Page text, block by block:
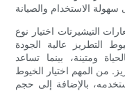
التيشيرتات اختيار نوع
التطريز عالية الجودة
ومتينة، بينما تساعد
من المهم اختيار الخيوط
بالإضافة إلى حجم